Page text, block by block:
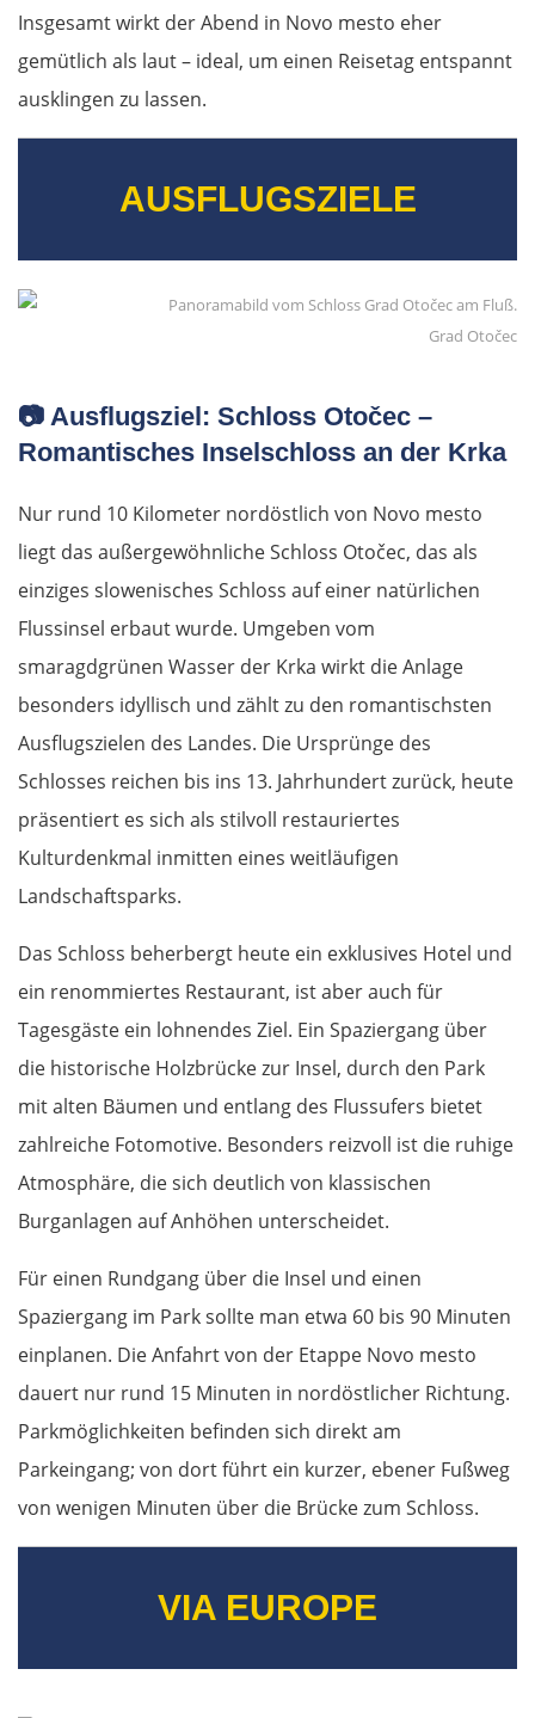
Insgesamt wirkt der Abend in Novo mesto eher
gemütlich als laut – ideal, um einen Reisetag entspannt
ausklingen zu lassen.
AUSFLUGSZIELE
Grad Otočec
📷 Ausflugsziel: Schloss Otočec –
Romantisches Inselschloss an der Krka
Nur rund 10 Kilometer nordöstlich von Novo mesto
liegt das außergewöhnliche Schloss Otočec, das als
einziges slowenisches Schloss auf einer natürlichen
Flussinsel erbaut wurde. Umgeben vom
smaragdgrünen Wasser der Krka wirkt die Anlage
besonders idyllisch und zählt zu den romantischsten
Ausflugszielen des Landes. Die Ursprünge des
Schlosses reichen bis ins 13. Jahrhundert zurück, heute
präsentiert es sich als stilvoll restauriertes
Kulturdenkmal inmitten eines weitläufigen
Landschaftsparks.
Das Schloss beherbergt heute ein exklusives Hotel und
ein renommiertes Restaurant, ist aber auch für
Tagesgäste ein lohnendes Ziel. Ein Spaziergang über
die historische Holzbrücke zur Insel, durch den Park
mit alten Bäumen und entlang des Flussufers bietet
zahlreiche Fotomotive. Besonders reizvoll ist die ruhige
Atmosphäre, die sich deutlich von klassischen
Burganlagen auf Anhöhen unterscheidet.
Für einen Rundgang über die Insel und einen
Spaziergang im Park sollte man etwa 60 bis 90 Minuten
einplanen. Die Anfahrt von der Etappe Novo mesto
dauert nur rund 15 Minuten in nordöstlicher Richtung.
Parkmöglichkeiten befinden sich direkt am
Parkeingang; von dort führt ein kurzer, ebener Fußweg
von wenigen Minuten über die Brücke zum Schloss.
VIA EUROPE
Ungarn Nord
Esztergom
Tiszafüred
Rumänien Ost
Cluj-Napoca
Târnăveni
Sibiu
Râmnicu Vâlcea
Pitești
Bulgarien Ost
Ruse
Rasgrad
Schumen
Warna
Burgas
Elchowo
Chaskowo
Kardschali